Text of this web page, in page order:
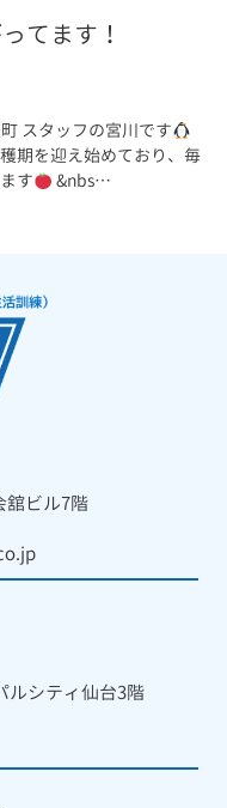
てます！
スタッフの宮川です
期を迎え始めており、毎
す
&nbs…
舘ビル7階
ルシティ仙台3階